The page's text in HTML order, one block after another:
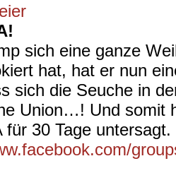
sich eine ganze
hat, hat er nun
sich die Seuche in
Union…! Und somit
für 30 Tage untersagt.